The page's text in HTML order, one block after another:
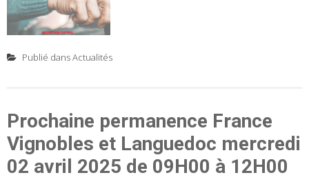
Publié dansActualités
Prochaine permanence France
Vignobles et Languedoc mercredi
02 avril 2025 de 09H00 à 12H00